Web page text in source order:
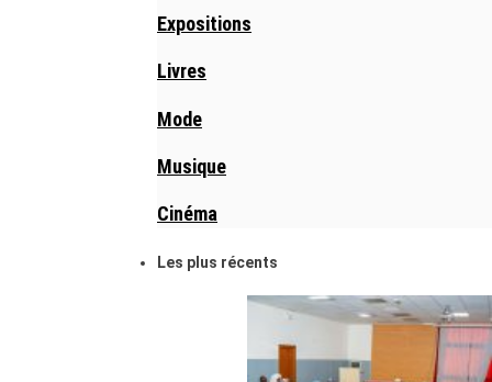
Expositions
Livres
Mode
Musique
Cinéma
Les plus récents